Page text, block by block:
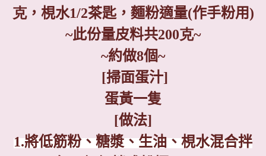
克，梘水1/2茶匙，麵粉適量(作手粉用)
~此份量皮料共200克~
~約做8個~
[掃面蛋汁]
蛋黃一隻
[做法]
1.將低筋粉、糖漿、生油、梘水混合拌